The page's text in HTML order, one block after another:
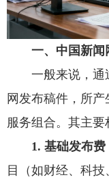
一、中国新闻
一般来说，通
网发布稿件，所
服务组合。其主要
1. 基础发布费
目（如财经、科